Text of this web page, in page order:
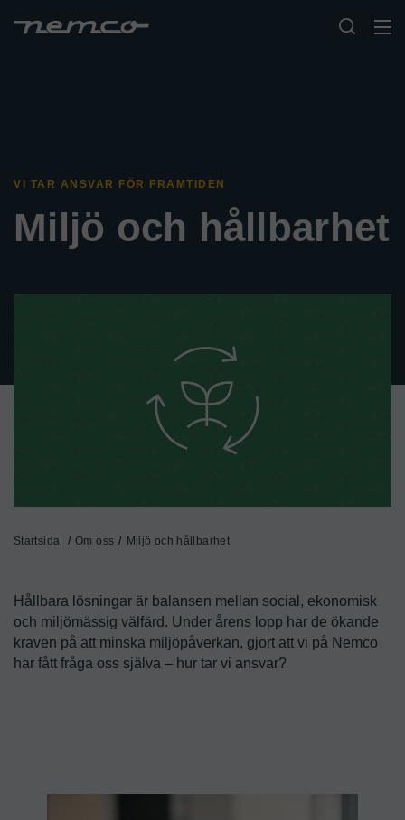
VI TAR ANSVAR FÖR FRAMTIDEN
Miljö och hållbarhet
Startsida Om oss Miljö och hållbarhet
Hållbara lösningar är balansen mellan social, ekonomisk
och miljömässig välfärd. Under årens lopp har de ökande
kraven på att minska miljöpåverkan, gjort att vi på Nemco
har fått fråga oss själva – hur tar vi ansvar?